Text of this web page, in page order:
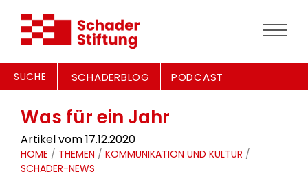
SUCHE SCHADERBLOG PODCAST
Was für ein Jahr
Artikel vom 17.12.2020
HOME / THEMEN / KOMMUNIKATION UND KULTUR /
SCHADER-NEWS